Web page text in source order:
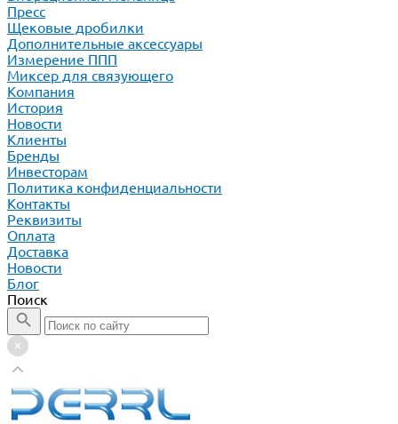
Пресс
Щековые дробилки
Дополнительные аксессуары
Измерение ППП
Миксер для связующего
Компания
История
Новости
Клиенты
Бренды
Инвесторам
Политика конфиденциальности
Контакты
Реквизиты
Оплата
Доставка
Новости
Блог
Поиск